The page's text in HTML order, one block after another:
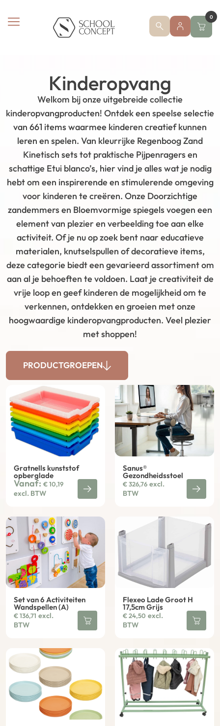
0
Kinderopvang
Welkom bij onze uitgebreide collectie
kinderopvangproducten! Ontdek een speelse selectie
van 661 items waarmee kinderen creatief kunnen
leren en spelen. Van kleurrijke Regenboog Zand
Kinetisch sets tot praktische Pijpenragers en
schattige Etui blanco’s, hier vind je alles wat je nodig
hebt om een inspirerende en stimulerende omgeving
voor kinderen te creëren. Onze Doorzichtige
zandemmers en Bloemvormige spiegels voegen een
element van plezier en verbeelding toe aan elke
activiteit. Of je nu op zoek bent naar educatieve
materialen, knutselspullen of decoratieve items,
deze categorie biedt een gevarieerd assortiment om
aan al je behoeften te voldoen. Laat je creativiteit de
vrije loop en geef kinderen de mogelijkheid om te
verkennen, ontdekken en groeien met onze
hoogwaardige kinderopvangproducten. Veel plezier
met shoppen!
PRODUCTGROEPEN
Gratnells kunststof
opberglade
Vanaf: €10,19
excl. BTW
Sanus®
Gezondheidsstoel
€326,76 excl.
BTW
Set van 6 Activiteiten
Wandspellen (A)
€136,71 excl.
BTW
Flexeo Lade Groot H
17,5cm Grijs
€24,50 excl.
BTW